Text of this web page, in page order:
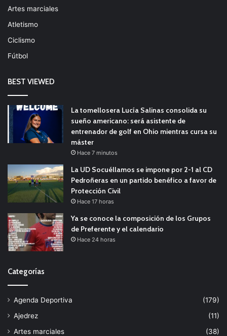
Artes marciales
Atletismo
Ciclismo
Fútbol
BEST VIEWED
La tomellosera Lucía Salinas consolida su
sueño americano: será asistente de
entrenador de golf en Ohio mientras cursa su
máster
Hace 7 minutos
La UD Socuéllamos se impone por 2-1 al CD
Pedroñeras en un partido benéfico a favor de
Protección Civil
Hace 17 horas
Ya se conoce la composición de los Grupos
de Preferente y el calendario
Hace 24 horas
Categorías
Agenda Deportiva
(179)
Ajedrez
(11)
Artes marciales
(38)